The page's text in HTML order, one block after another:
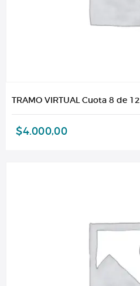
TRAMO VIRTUAL Cuota 8 de 12
$4.000,00